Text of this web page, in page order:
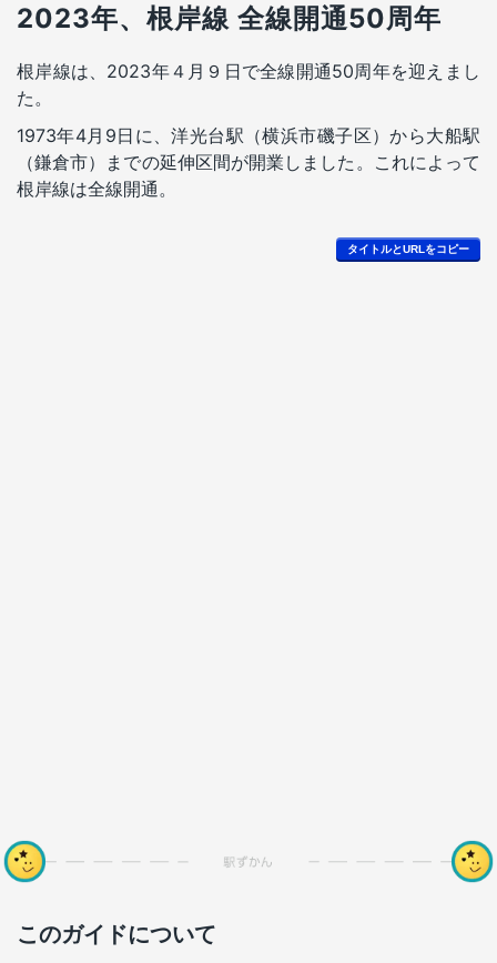
2023年、根岸線 全線開通50周年
根岸線は、2023年４月９日で全線開通50周年を迎えまし
た。
1973年4月9日に、洋光台駅（横浜市磯子区）から大船駅
（鎌倉市）までの延伸区間が開業しました。これによって
根岸線は全線開通。
タイトルとURLをコピー
このガイドについて